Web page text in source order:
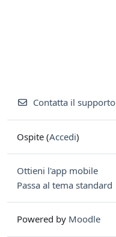
Contatta il supporto
Ospite (Accedi)
Ottieni l'app mobile
Passa al tema standard
Powered by Moodle